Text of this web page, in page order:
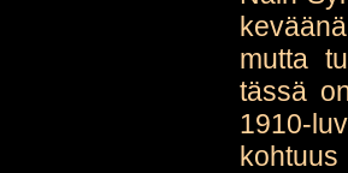
mutta
tässä
1910-